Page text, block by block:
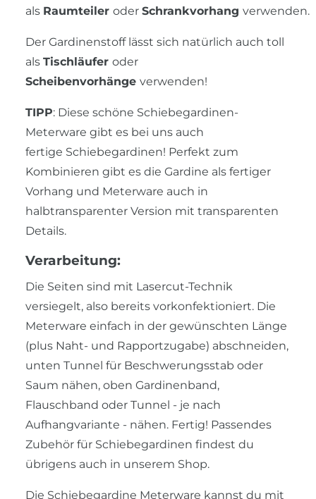
als Raumteiler oder Schrankvorhang verwenden.
Der Gardinenstoff lässt sich natürlich auch toll
als Tischläufer oder
Scheibenvorhänge verwenden!
TIPP: Diese schöne Schiebegardinen-
Meterware gibt es bei uns auch
fertige Schiebegardinen! Perfekt zum
Kombinieren gibt es die Gardine als fertiger
Vorhang und Meterware auch in
halbtransparenter Version mit transparenten
Details.
Verarbeitung:
Die Seiten sind mit Lasercut-Technik
versiegelt, also bereits vorkonfektioniert. Die
Meterware einfach in der gewünschten Länge
(plus Naht- und Rapportzugabe) abschneiden,
unten Tunnel für Beschwerungsstab oder
Saum nähen, oben Gardinenband,
Flauschband oder Tunnel - je nach
Aufhangvariante - nähen. Fertig! Passendes
Zubehör für Schiebegardinen findest du
übrigens auch in unserem Shop.
Die Schiebegardine Meterware kannst du mit